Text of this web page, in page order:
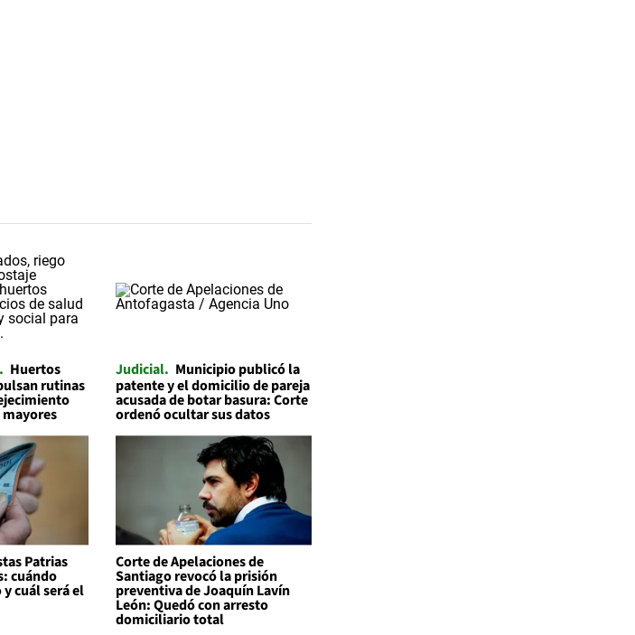
Huertos
rutinas
Judicial Municipio publicó la
patente y el domicilio de pareja
acusada de botar basura: Corte
ordenó ocultar sus datos
Patrias
cuándo
cuál será el
Corte de Apelaciones de
Santiago revocó la prisión
preventiva de Joaquín Lavín
León: Quedó con arresto
domiciliario total